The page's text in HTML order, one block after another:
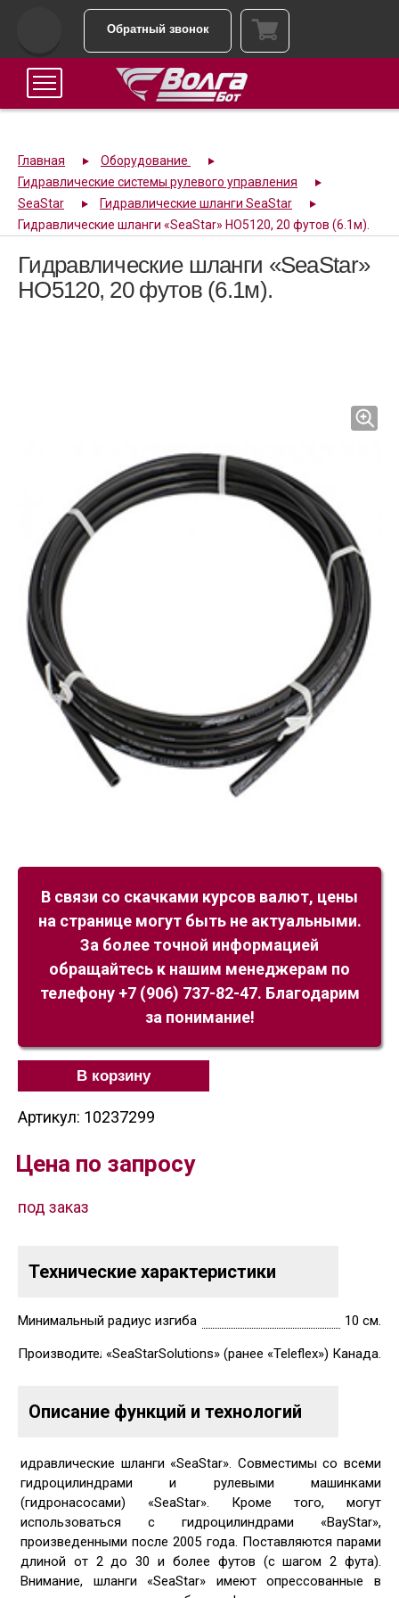
Обратный звонок
Главная
Оборудование
Гидравлические системы рулевого управления
SeaStar
Гидравлические шланги SeaStar
Гидравлические шланги «SeaStar» HO5120, 20 футов (6.1м).
Гидравлические шланги «SeaStar»
HO5120, 20 футов (6.1м).
В связи со скачками курсов валют, цены
на странице могут быть не актуальными.
За более точной информацией
обращайтесь к нашим менеджерам по
телефону +7 (906) 737-82-47. Благодарим
за понимание!
В корзину
Артикул: 10237299
Цена по запросу
под заказ
Технические характеристики
Минимальный радиус изгиба 10 см.
Производитель«SeaStarSolutions» (ранее «Teleflex») Канада.
Описание функций и технологий
идравлические шланги «SeaStar». Совместимы со всеми
гидроцилиндрами и рулевыми машинками
(гидронасосами) «SeaStar». Кроме того, могут
использоваться с гидроцилиндрами «BayStar»,
произведенными после 2005 года. Поставляются парами
длиной от 2 до 30 и более футов (с шагом 2 фута).
Внимание, шланги «SeaStar» имеют опрессованные в